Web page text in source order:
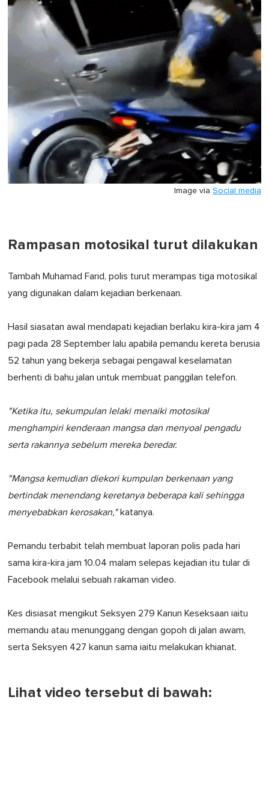
Image via Social media
Rampasan motosikal turut dilakukan
Tambah Muhamad Farid, polis turut merampas tiga motosikal
yang digunakan dalam kejadian berkenaan.
Hasil siasatan awal mendapati kejadian berlaku kira-kira jam 4
pagi pada 28 September lalu apabila pemandu kereta berusia
52 tahun yang bekerja sebagai pengawal keselamatan
berhenti di bahu jalan untuk membuat panggilan telefon.
"Ketika itu, sekumpulan lelaki menaiki motosikal
menghampiri kenderaan mangsa dan menyoal pengadu
serta rakannya sebelum mereka beredar.
"Mangsa kemudian diekori kumpulan berkenaan yang
bertindak menendang keretanya beberapa kali sehingga
menyebabkan kerosakan,"katanya.
Pemandu terbabit telah membuat laporan polis pada hari
sama kira-kira jam 10.04 malam selepas kejadian itu tular di
Facebook melalui sebuah rakaman video.
Kes disiasat mengikut Seksyen 279 Kanun Keseksaan iaitu
memandu atau menunggang dengan gopoh di jalan awam,
serta Seksyen 427 kanun sama iaitu melakukan khianat.
Lihat video tersebut di bawah: